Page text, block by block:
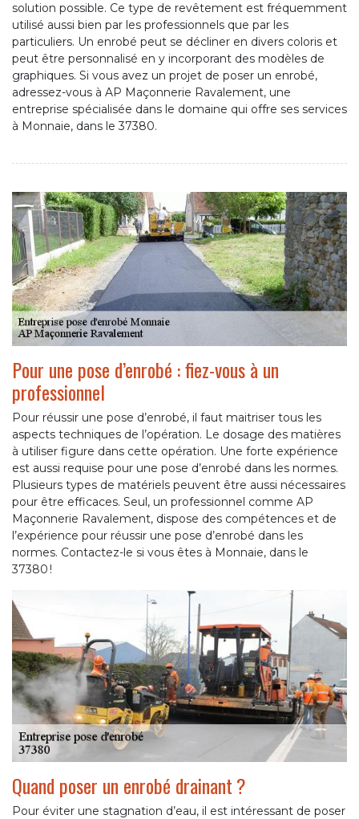
solution possible. Ce type de revêtement est fréquemment
utilisé aussi bien par les professionnels que par les
particuliers. Un enrobé peut se décliner en divers coloris et
peut être personnalisé en y incorporant des modèles de
graphiques. Si vous avez un projet de poser un enrobé,
adressez-vous à AP Maçonnerie Ravalement, une
entreprise spécialisée dans le domaine qui offre ses services
à Monnaie, dans le 37380.
Pour une pose d’enrobé : fiez-vous à un
professionnel
Pour réussir une pose d’enrobé, il faut maitriser tous les
aspects techniques de l’opération. Le dosage des matières
à utiliser figure dans cette opération. Une forte expérience
est aussi requise pour une pose d’enrobé dans les normes.
Plusieurs types de matériels peuvent être aussi nécessaires
pour être efficaces. Seul, un professionnel comme AP
Maçonnerie Ravalement, dispose des compétences et de
l’expérience pour réussir une pose d’enrobé dans les
normes. Contactez-le si vous êtes à Monnaie, dans le
37380 !
Quand poser un enrobé drainant ?
Pour éviter une stagnation d’eau, il est intéressant de poser